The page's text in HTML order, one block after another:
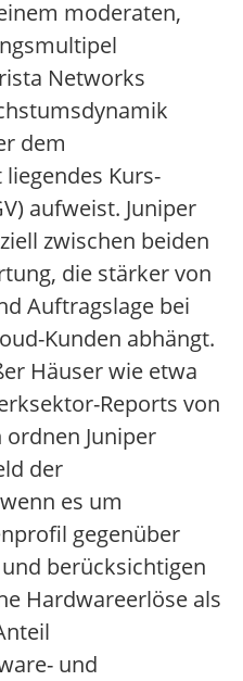
moderaten,
Networks
dem
Kurs-
aufweist. Juniper
zwischen beiden
die stärker von
Auftragslage bei
Kunden abhängt.
Häuser wie etwa
Reports von
Juniper
der
es um
gegenüber
berücksichtigen
Hardwareerlöse als
und